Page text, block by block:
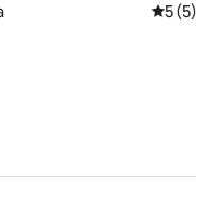
平均评分
5 (5)